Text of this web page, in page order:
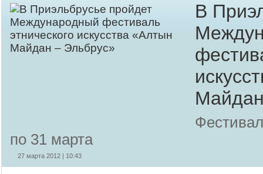
В
по 31 марта
27 марта 2012 | 10:43